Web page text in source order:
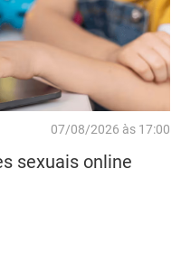
07/08/2026 às 17:00
sexuais online